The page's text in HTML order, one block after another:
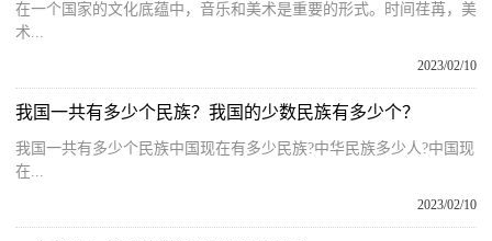
在一个国家的文化底蕴中，音乐和美术是重要的形式。时间荏苒，美
术...
2023/02/10
我国一共有多少个民族？我国的少数民族有多少个？
我国一共有多少个民族中国现在有多少民族?中华民族多少人?中国现
在...
2023/02/10